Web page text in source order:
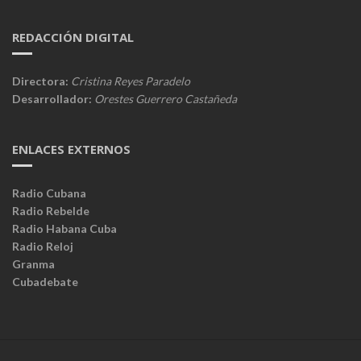
REDACCIÓN DIGITAL
Directora: Cristina Reyes Paradelo
Desarrollador: Orestes Guerrero Castañeda
ENLACES EXTERNOS
Radio Cubana
Radio Rebelde
Radio Habana Cuba
Radio Reloj
Granma
Cubadebate